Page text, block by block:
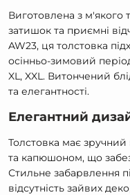
Виготовлена з м'якого
затишок та приємні
AW23, ця толстовка
осінньо-зимовий
XL, XXL. Витончений
та елегантності.
Елегантний
Толстовка має
та капюшоном, що
Стильне забарвлення
відсутність зайвих